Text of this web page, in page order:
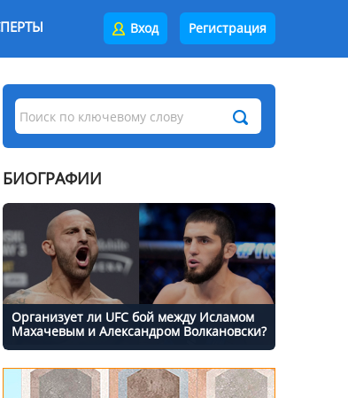
Вход Регистрация
БИОГРАФИИ
Организует ли UFC бой между Исламом
Махачевым и Александром Волкановски?